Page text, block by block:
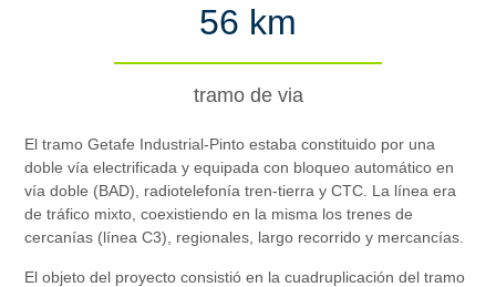
56 km
tramo de via
El tramo Getafe Industrial-Pinto estaba constituido por una
doble vía electrificada y equipada con bloqueo automático en
vía doble (BAD), radiotelefonía tren-tierra y CTC. La línea era
de tráfico mixto, coexistiendo en la misma los trenes de
cercanías (línea C3), regionales, largo recorrido y mercancías.
El objeto del proyecto consistió en la cuadruplicación del tramo